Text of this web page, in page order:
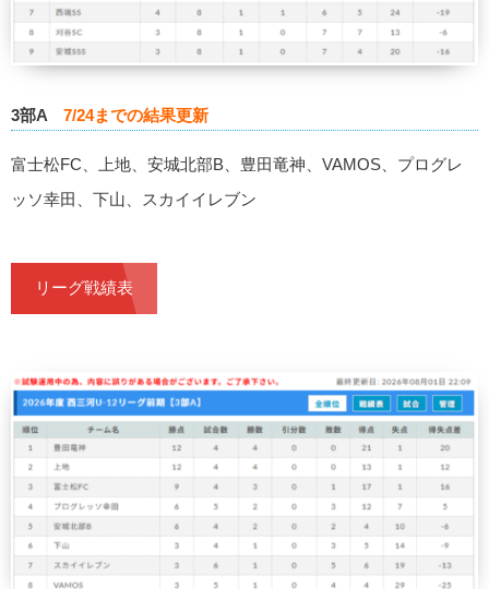
3部A 7/24までの結果更新
富士松FC、上地、安城北部B、豊田竜神、VAMOS、プログレ
ッソ幸田、下山、スカイイレブン
リーグ戦績表